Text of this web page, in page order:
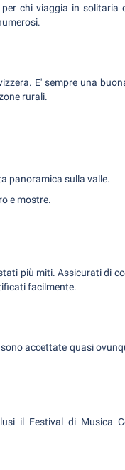
chi viaggia in solitaria
E' sempre una
rurali.
panoramica sulla valle.
e mostre.
più miti. Assicurati di
facilmente.
accettate quasi
il Festival di Musica